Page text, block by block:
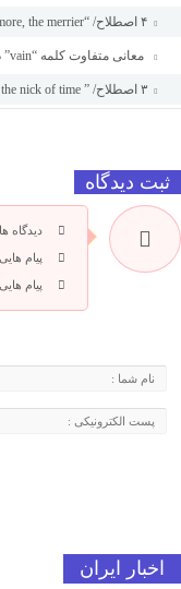
۴ اصطلاح/ “The more, the merrier ” به چه معناست؟
معانی متفاوت کلمه “vain” در انگلیسی
۳ اصطلاح/ ” in the nick of time” به چه معناست؟
ثبت دیدگاه
دیدگاه
پیام
پیام
اخبار ایران